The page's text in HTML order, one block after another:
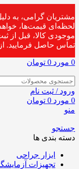
مشتریان گرامی، به
لحظه‌ای قیمت‌ها،
موجودی کالا، قبل از
تماس حاصل فرمایید.
0 مورد 0 تومان
ورود / ثبت نام
0 مورد 0 تومان
منو
جستجو
دسته بندی ها
ابزار جراحی
تجهیزات